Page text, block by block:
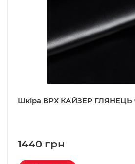
Шкіра ВРХ КАЙЗЕР ГЛЯНЕЦЬ
1440 грн